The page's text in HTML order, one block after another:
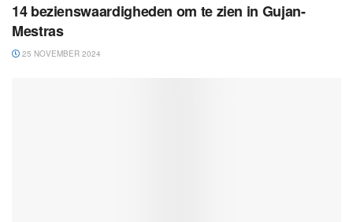
14 bezienswaardigheden om te zien in Gujan-
Mestras
25 NOVEMBER 2024